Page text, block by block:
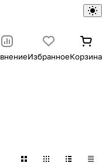
ИзбранноеКорзина